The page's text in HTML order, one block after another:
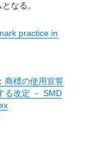
なる。
practice in
商標の使用宣誓
る改定 － SMD